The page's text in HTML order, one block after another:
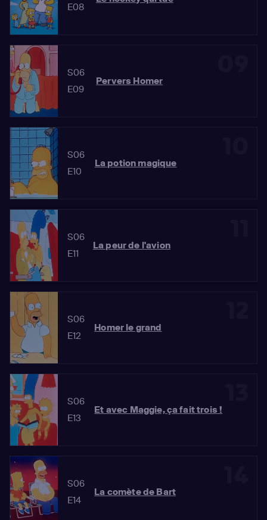
E08
S06
E09
Pervers Homer
S06
E10
La potion magique
S06
E11
La peur de l'avion
S06
E12
Homer le grand
S06
E13
Et avec Maggie, ça fait trois !
S06
E14
La comète de Bart